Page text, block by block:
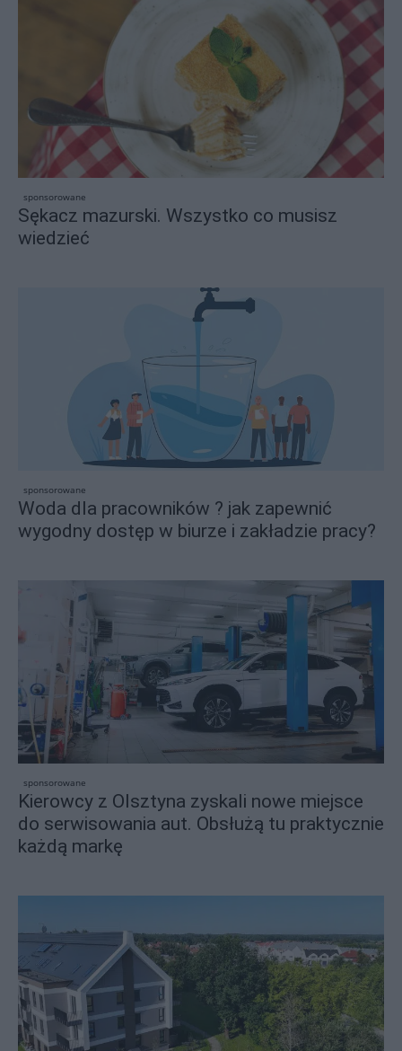
sponsorowane
Sękacz mazurski. Wszystko co musisz
wiedzieć
sponsorowane
Woda dla pracowników ? jak zapewnić
wygodny dostęp w biurze i zakładzie pracy?
sponsorowane
Kierowcy z Olsztyna zyskali nowe miejsce
do serwisowania aut. Obsłużą tu praktycznie
każdą markę